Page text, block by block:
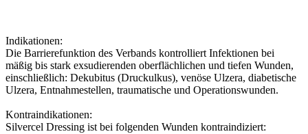
Indikationen:
Die Barrierefunktion des Verbands kontrolliert Infektionen bei
mäßig bis stark exsudierenden oberflächlichen und tiefen Wunden,
einschließlich: Dekubitus (Druckulkus), venöse Ulzera, diabetische
Ulzera, Entnahmestellen, traumatische und Operationswunden.
Kontraindikationen:
Silvercel Dressing ist bei folgenden Wunden kontraindiziert: